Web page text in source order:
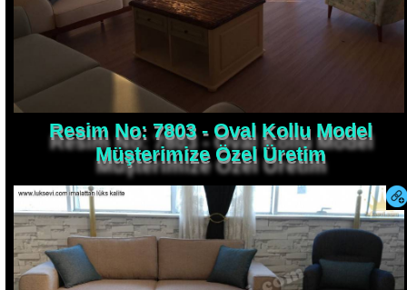
Resim No: 7803 - Oval Kollu Model
Müşterimize Özel Üretim